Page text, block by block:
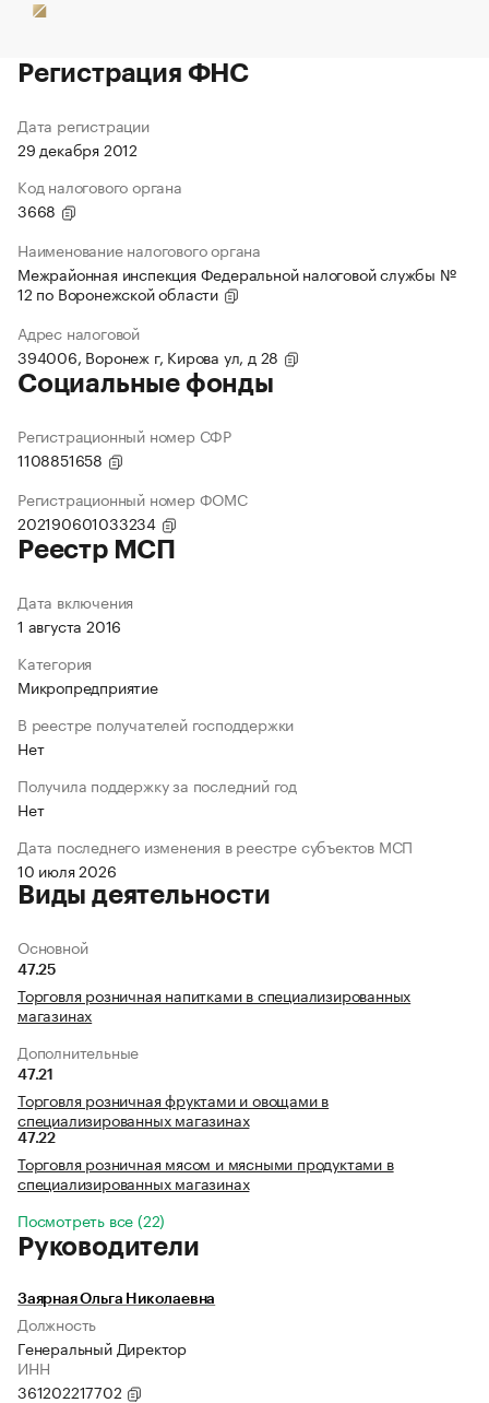
Регистрация ФНС
Дата регистрации
29 декабря 2012
Код налогового органа
3668
Наименование налогового органа
Межрайонная инспекция Федеральной налоговой службы №
12 по Воронежской области
Адрес налоговой
394006, Воронеж г, Кирова ул, д 28
Социальные фонды
Регистрационный номер СФР
1108851658
Регистрационный номер ФОМС
202190601033234
Реестр МСП
Дата включения
1 августа 2016
Категория
Микропредприятие
В реестре получателей господдержки
Нет
Получила поддержку за последний год
Нет
Дата последнего изменения в реестре субъектов МСП
10 июля 2026
Виды деятельности
Основной
47.25
Торговля розничная напитками в специализированных
магазинах
Дополнительные
47.21
Торговля розничная фруктами и овощами в
специализированных магазинах
47.22
Торговля розничная мясом и мясными продуктами в
специализированных магазинах
Посмотреть все (22)
Руководители
Заярная Ольга Николаевна
Должность
Генеральный Директор
ИНН
361202217702